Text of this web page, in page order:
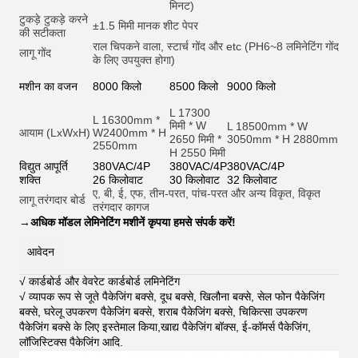
मिनट)
टुकड़े टुकड़े करने
की सटीकता
±1.5 मिमी मानक शीट पेपर
लागू गोंद राल चिपकने वाला, स्टार्च गोंद और etc (PH6~8 लमिनेटिंग गोंद
के लिए उपयुक्त होगा)
मशीन का वजन 8000 किलो 8500 किलो 9000 किलो
आयाम (LxWxH)
L 16300mm *
W2400mm * H
2550mm
L 17300
मिमी * W
2650 मिमी *
H 2550 मिमी
L 18500mm * W
3050mm * H 2880mm
विद्युत आपूर्ति 380VAC/4P 380VAC/4P380VAC/4P
शक्ति
26 किलोवाट 30 किलोवाट 32 किलोवाट
लागू तरंगदार बोर्ड ए, बी, ई, एफ, तीन-परत, पांच-परत और अन्य विकृत, विकृत
तरंगदार कागज
→अधिक मॉडल लेमिनेटिंग मशीनें कृपया हमसे संपर्क करें!
आवेदन
√ कार्डबोर्ड और वेवरेट कार्डबोर्ड लमिनेटिंग
√ व्यापक रूप से जूते पैकेजिंग बक्से, दूध बक्से, खिलौना बक्से, सेल फोन पैकेजिंग
बक्से, घरेलू उपकरण पैकेजिंग बक्से, शराब पैकेजिंग बक्से, चिकित्सा उपकरण
पैकेजिंग बक्से के लिए इस्तेमाल किया,खाद्य पैकेजिंग बॉक्स, ई-कॉमर्स पैकेजिंग,
लॉजिस्टिक्स पैकेजिंग आदि